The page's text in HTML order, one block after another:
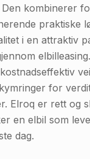
kombinerer
praktiske
i en attraktiv
for
Elroq er rett og
en elbil som
dag.